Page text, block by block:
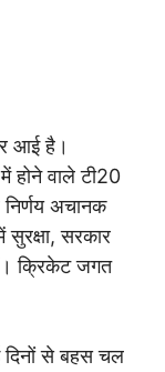
आई है।
होने वाले टी20
अचानक
सरकार
क्रिकेट जगत
दिनों से बहस चल